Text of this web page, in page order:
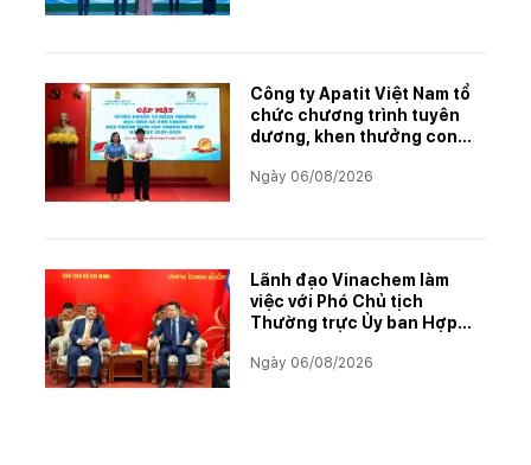
Công ty Apatit Việt Nam tổ
chức chương trình tuyên
dương, khen thưởng con
học tập xuất sắc năm học
Ngày 06/08/2026
Lãnh đạo Vinachem làm
việc với Phó Chủ tịch
Thường trực Ủy ban Hợp
đẩy triển khai Dự án Kali
Ngày 06/08/2026